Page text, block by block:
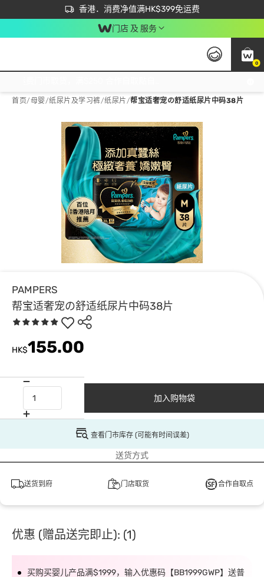
香港．消费净值满HK$399免运费
立即成为易赏钱会员尽享独家优惠
首次APP下单买满$450 输入 NEWAPP 即减$50
门店 及 服务
0
首页/母婴/纸尿片及学习裤/纸尿片/帮宝适奢宠の舒适纸尿片中码38片
PAMPERS
帮宝适奢宠の舒适纸尿片中码38片
HK$155.00
加入购物袋
查看门市库存 (可能有时间误差)
送货方式
送货到府 门店取货 合作自取点
优惠 (赠品送完即止): (1)
买购买婴儿产品满$1999，输入优惠码【BB1999GWP】送普